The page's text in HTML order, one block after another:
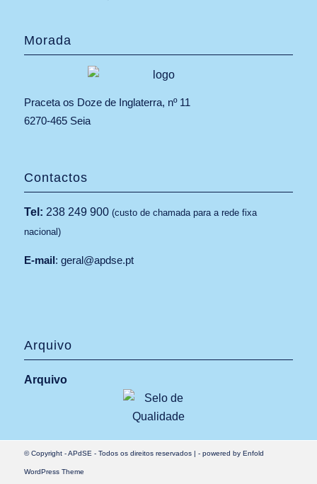
Morada
Praceta os Doze de Inglaterra, nº 11
6270-465 Seia
Contactos
Tel: 238 249 900(custo de chamada para a rede fixa
nacional)
E-mail: geral@apdse.pt
Arquivo
Arquivo
© Copyright -APdSE - Todos os direitos reservados | - powered by Enfold
WordPress Theme